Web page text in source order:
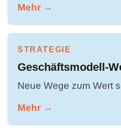
Mehr →
STRATEGIE
Geschäftsmodell-
Neue Wege zum Wert
Mehr →